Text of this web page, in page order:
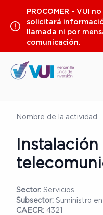
contenido
PROCOMER - VUI
solicitará
llamada ni por
comunicación.
Nombre de la actividad
Sector: Servicios
Subsector: Suministro
CAECR: 4321